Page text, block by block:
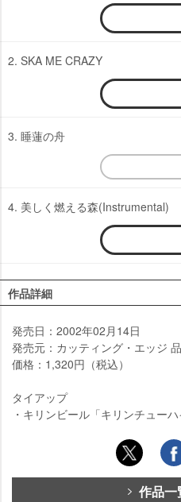
2. SKA ME CRAZY
3. 睡蓮の舟
4. 美しく燃える森(Instrumental)
作品詳細
発売日：2002年02月14日
発売元：カッティング・エッジ
価格：1,320円（税込）
タイアップ
・キリンビール「キリンチュー
作品一